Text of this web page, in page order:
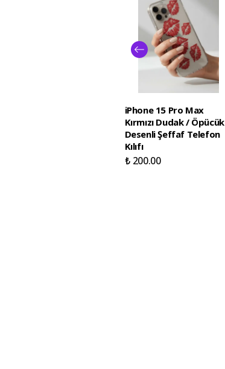
iPhone 15 Pro Max
Kırmızı Dudak / Öpücük
Desenli Şeffaf Telefon
Kılıfı
₺ 200.00